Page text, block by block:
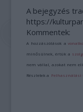
A bejegyzés
https://
Kommentek:
A hozzászólások a
minősülnek, értük a
nem vállal, azokat nem
Részletek a Felhasználási